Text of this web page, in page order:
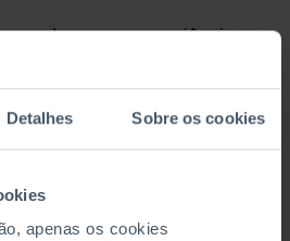
Detalhes Sobre os cookies
apenas os cookies
com a experiência
de habitação?
Portugal adotar para
todos os cidadãos?
mais profundo
imobiliário em Portugal e